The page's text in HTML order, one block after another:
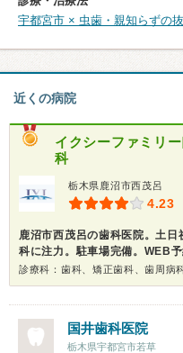
宇都宮市 × 虫歯・親知らずの
近くの病院
イクシーファミリ
科
栃木県鹿沼市西茂呂
4.23
鹿沼市西茂呂の歯科医院。土
科に注力。駐車場完備。WEB予
国井歯科医院
栃木県宇都宮市若草